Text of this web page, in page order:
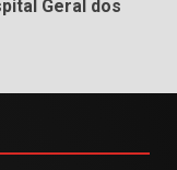
Geral dos